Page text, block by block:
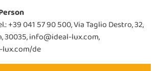
+39 041 57 90 500, Via Taglio Destro, 32,
30035, info@ideal-lux.com,
de